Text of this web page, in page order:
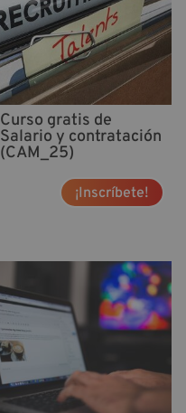
Curso gratis de
Salario y contratación
(CAM_25)
¡Inscríbete!